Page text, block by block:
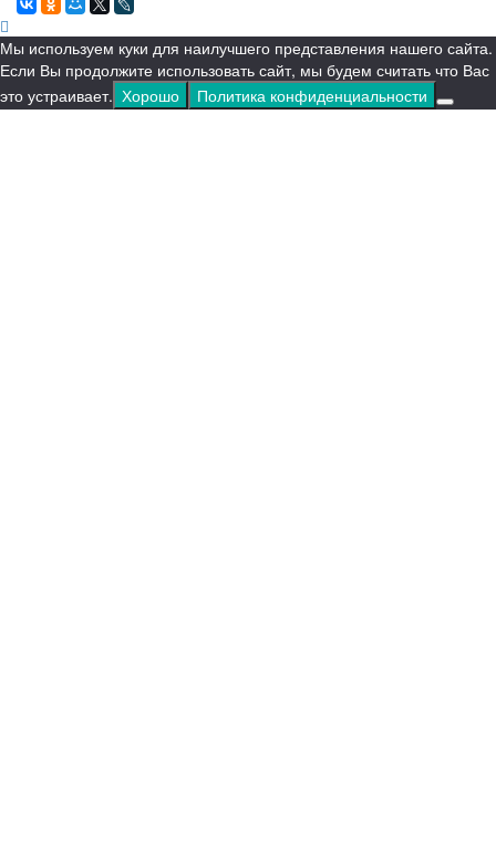
Мы используем куки для наилучшего представления нашего сайта.
Если Вы продолжите использовать сайт, мы будем считать что Вас
это устраивает. Хорошо Политика конфиденциальности